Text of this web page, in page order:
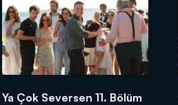
D’de!
Ya Çok Seversen 11. Bölüm